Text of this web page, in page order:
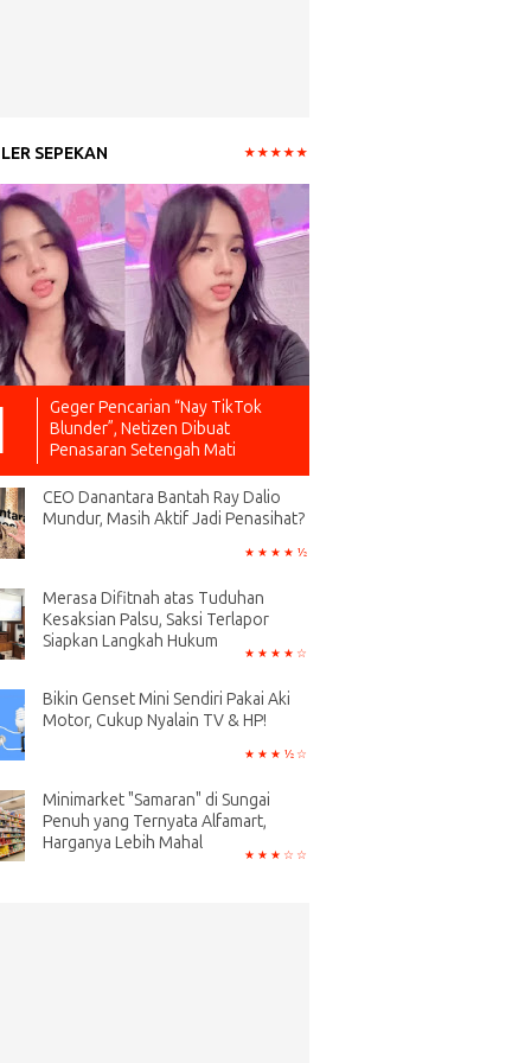
SEPEKAN
Geger Pencarian “Nay TikTok
Blunder”, Netizen Dibuat
Penasaran Setengah Mati
CEO Danantara Bantah Ray Dalio
Mundur, Masih Aktif Jadi Penasihat?
Merasa Difitnah atas Tuduhan
Kesaksian Palsu, Saksi Terlapor
Siapkan Langkah Hukum
Bikin Genset Mini Sendiri Pakai Aki
Motor, Cukup Nyalain TV & HP!
Minimarket "Samaran" di Sungai
Penuh yang Ternyata Alfamart,
Harganya Lebih Mahal